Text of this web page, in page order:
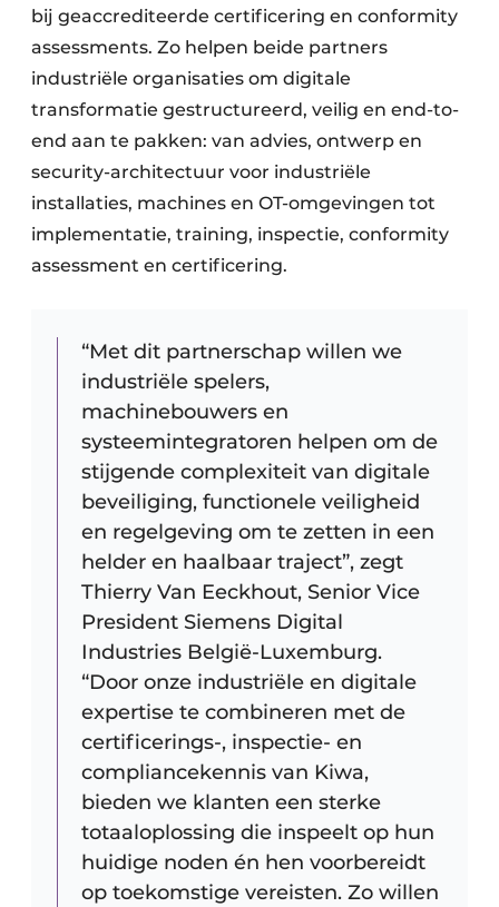
bij geaccrediteerde certificering en conformity
assessments. Zo helpen beide partners
industriële organisaties om digitale
transformatie gestructureerd, veilig en end-to-
end aan te pakken: van advies, ontwerp en
security-architectuur voor industriële
installaties, machines en OT-omgevingen tot
implementatie, training, inspectie, conformity
assessment en certificering. ​
“Met dit partnerschap willen we
industriële spelers,
machinebouwers en
systeemintegratoren helpen om de
stijgende complexiteit van digitale
beveiliging, functionele veiligheid
en regelgeving om te zetten in een
helder en haalbaar traject”, zegt
Thierry Van Eeckhout, Senior Vice
President Siemens Digital
Industries België-Luxemburg.
“Door onze industriële en digitale
expertise te combineren met de
certificerings-, inspectie- en
compliancekennis van Kiwa,
bieden we klanten een sterke
totaaloplossing die inspeelt op hun
huidige noden én hen voorbereidt
op toekomstige vereisten. Zo willen